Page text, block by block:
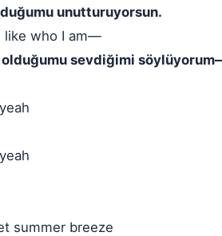
unutturuyorsun.
like who I am—
olduğumu sevdiğimi
summer breeze